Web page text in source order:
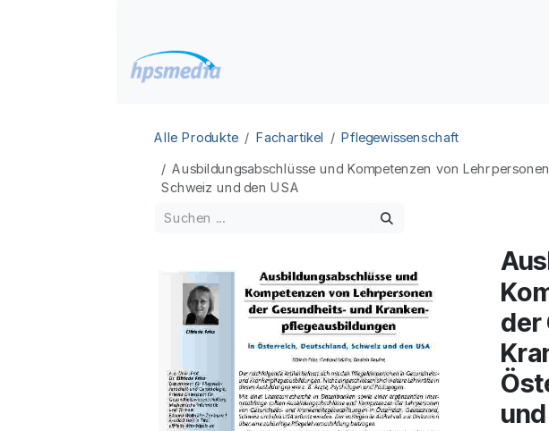
Alle Produkte Fachartikel
Pflegewissenschaft
Ausbildungsabschlüsse und Kompetenzen von
Schweiz und den USA
der